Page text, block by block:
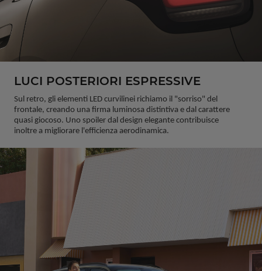
LUCI POSTERIORI ESPRESSIVE
Sul retro, gli elementi LED curvilinei richiamo il "sorriso" del
frontale, creando una firma luminosa distintiva e dal carattere
quasi giocoso. Uno spoiler dal design elegante contribuisce
inoltre a migliorare l'efficienza aerodinamica.